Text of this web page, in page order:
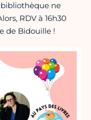
ne
RDV à 16h30
de Bidouille !